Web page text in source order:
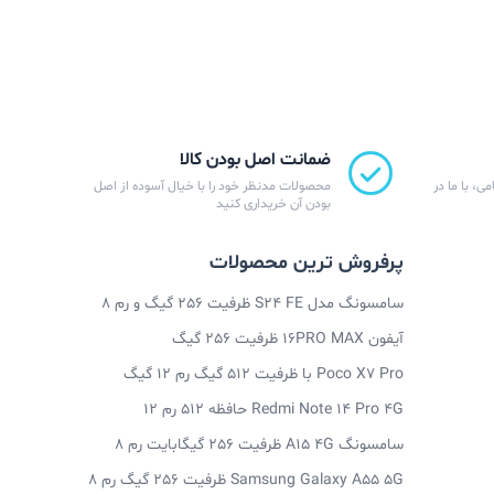
با ما در
ضمانت اصل بودن کالا
محصولات مدنظر خود را با خیال آسوده از اصل
بودن آن خریداری کنید
پرفروش ترین محصولات
سامسونگ مدل S24 FE ظرفیت 256 گیگ و رم 8
آیفون 16PRO MAX ظرفیت 256 گیگ
Poco X7 Pro با ظرفیت 512 گیگ رم 12 گیگ
Redmi Note 14 Pro 4G حافظه 512 رم 12
سامسونگ A15 4G ظرفیت 256 گیگابایت رم 8
Samsung Galaxy A55 5G ظرفیت 256 گیگ رم 8